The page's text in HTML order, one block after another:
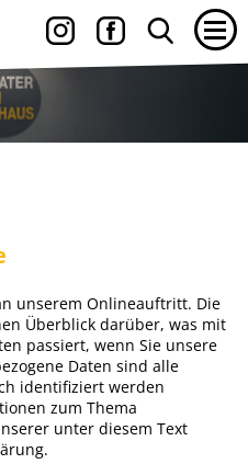
unserem Onlineauftritt. Die
Überblick darüber, was mit
passiert, wenn Sie unsere
Daten sind alle
identifiziert werden
zum Thema
unter diesem Text